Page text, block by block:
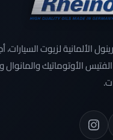
الألمانية لزيوت
الأوتوماتيك والمانوال